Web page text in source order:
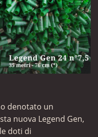
denotato un
nuova Legend Gen,
doti di